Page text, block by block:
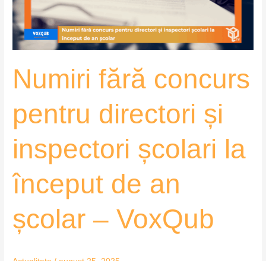
Numiri fără concurs
pentru directori și
inspectori școlari la
început de an
școlar – VoxQub
inspectori
școlari
la
de
–
VoxQub